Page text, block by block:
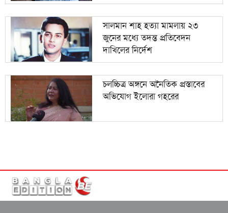
সালমান শাহ হত্যা মামলায় ২৩
জুনের মধ্যে তদন্ত প্রতিবেদন
দাখিলের নির্দেশ
চলচ্চিত্র অঙ্গনে অনৈতিক প্রস্তাবের
অভিযোগ ইলোরা গহরের